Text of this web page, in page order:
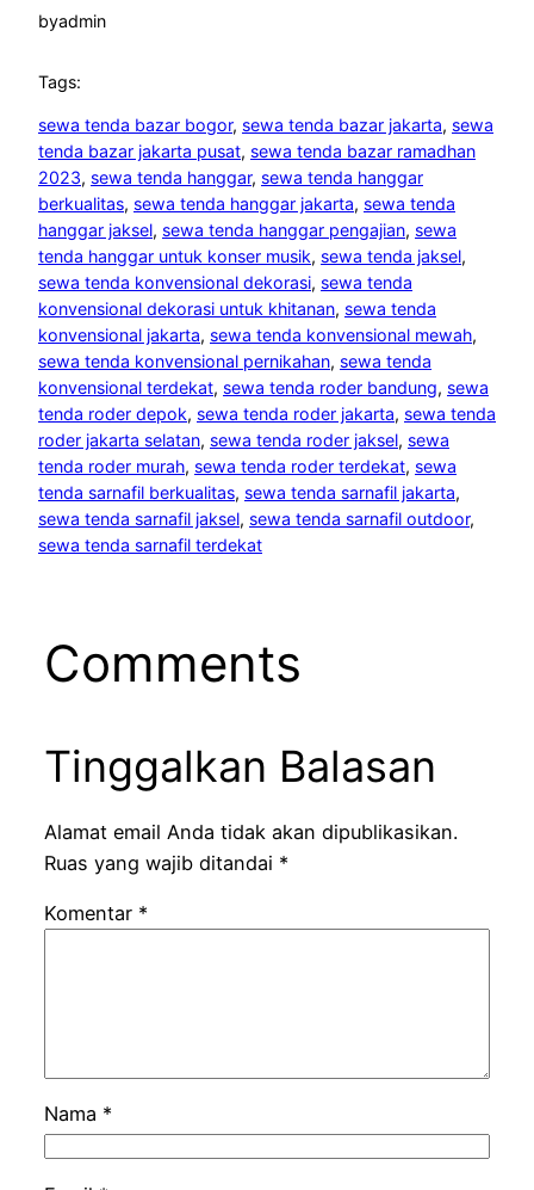
byadmin
Tags:
sewa tenda bazar bogor, sewa tenda bazar jakarta, sewa
tenda bazar jakarta pusat, sewa tenda bazar ramadhan
2023, sewa tenda hanggar, sewa tenda hanggar
berkualitas, sewa tenda hanggar jakarta, sewa tenda
hanggar jaksel, sewa tenda hanggar pengajian, sewa
tenda hanggar untuk konser musik, sewa tenda jaksel
sewa tenda konvensional dekorasi, sewa tenda
konvensional dekorasi untuk khitanan, sewa tenda
konvensional jakarta, sewa tenda konvensional mewah
sewa tenda konvensional pernikahan, sewa tenda
konvensional terdekat, sewa tenda roder bandung, sewa
tenda roder depok, sewa tenda roder jakarta, sewa tenda
roder jakarta selatan, sewa tenda roder jaksel, sewa
tenda roder murah, sewa tenda roder terdekat, sewa
tenda sarnafil berkualitas, sewa tenda sarnafil jakarta
sewa tenda sarnafil jaksel, sewa tenda sarnafil outdoor
sewa tenda sarnafil terdekat
Comments
Tinggalkan Balasan
Alamat email Anda tidak akan dipublikasikan.
Ruas yang wajib ditandai *
Komentar *
Nama *